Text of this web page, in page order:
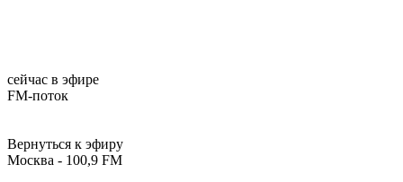
сейчас в эфире
FM-поток
Вернуться к эфиру
Москва - 100,9 FM